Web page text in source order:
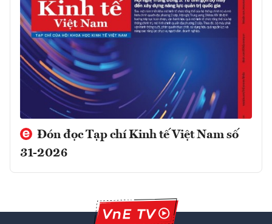
Đón đọc Tạp chí Kinh tế Việt Nam số
31-2026